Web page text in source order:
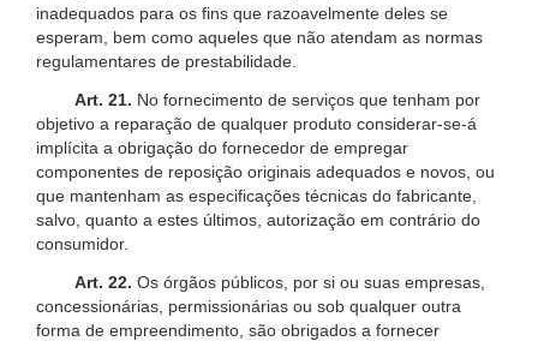
inadequados para os fins que razoavelmente deles se
esperam, bem como aqueles que não atendam as normas
regulamentares de prestabilidade.
Art. 21. No fornecimento de serviços que tenham por
objetivo a reparação de qualquer produto considerar-se-á
implícita a obrigação do fornecedor de empregar
componentes de reposição originais adequados e novos, ou
que mantenham as especificações técnicas do fabricante,
salvo, quanto a estes últimos, autorização em contrário do
consumidor.
Art. 22. Os órgãos públicos, por si ou suas empresas,
concessionárias, permissionárias ou sob qualquer outra
forma de empreendimento, são obrigados a fornecer